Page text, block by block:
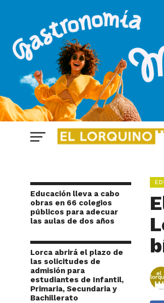
Educación lleva a cabo
obras en 66 colegios
públicos para adecuar
las aulas de dos años
Lorca abrirá el plazo de
las solicitudes de
admisión para
estudiantes de Infantil,
Primaria, Secundaria y
Bachillerato